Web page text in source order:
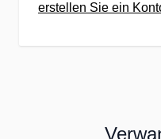
erstellen Sie ein